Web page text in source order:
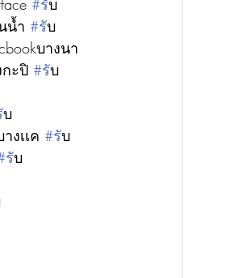
น้ำ #รับ
บางนา
ะปิ #รับ
ับ
งเเค #รับ
รับ